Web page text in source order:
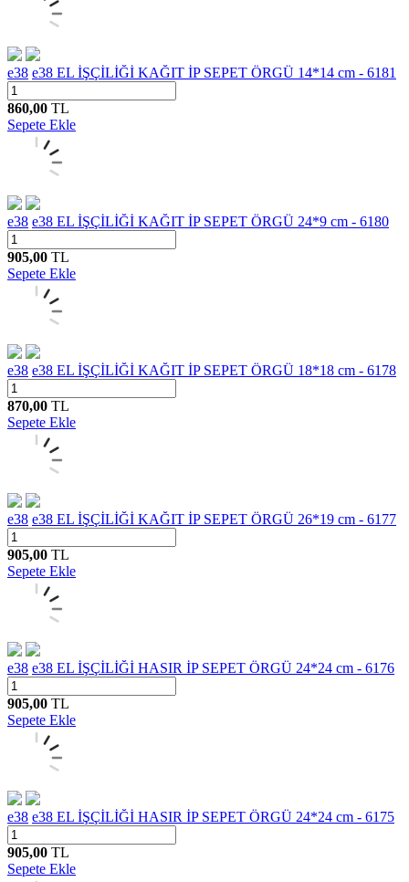
e38 e38 EL İŞÇİLİĞİ KAĞIT İP SEPET ÖRGÜ 14*14 cm - 6181
860,00 TL
Sepete Ekle
e38 e38 EL İŞÇİLİĞİ KAĞIT İP SEPET ÖRGÜ 24*9 cm - 6180
905,00 TL
Sepete Ekle
e38 e38 EL İŞÇİLİĞİ KAĞIT İP SEPET ÖRGÜ 18*18 cm - 6178
870,00 TL
Sepete Ekle
e38 e38 EL İŞÇİLİĞİ KAĞIT İP SEPET ÖRGÜ 26*19 cm - 6177
905,00 TL
Sepete Ekle
e38 e38 EL İŞÇİLİĞİ HASIR İP SEPET ÖRGÜ 24*24 cm - 6176
905,00 TL
Sepete Ekle
e38 e38 EL İŞÇİLİĞİ HASIR İP SEPET ÖRGÜ 24*24 cm - 6175
905,00 TL
Sepete Ekle